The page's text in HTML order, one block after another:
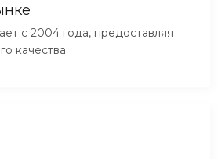
с 2004 года, предоставляя
качества